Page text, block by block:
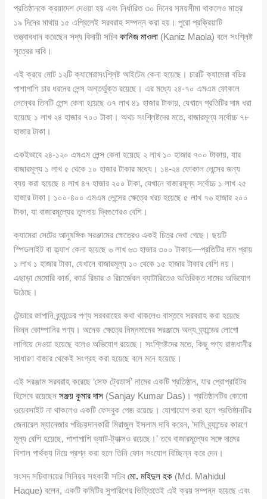
প্রতিষ্ঠানকে ক্রয়াদেশ দেওয়া হয় এবং নির্ধারিত ৩০ দিনের সময়সীমা থাকলেও মাত্র
১৯ দিনের মাথায় ১৫ এপ্রিলেই সরবরাহ সম্পন্ন করা হয়। পুরো প্রক্রিয়াটি
তত্ত্বাবধান করেছেন সদ্য বিদায়ী সচিবকানিজ মাওলা (Kaniz Maola) বলে সংশ্লিষ্ট
সূত্রের দাবি।
এই ক্রয়ে মোট ১২টি ক্যামেরাসংশ্লিষ্ট আইটেম কেনা হয়েছে। চারটি ক্যামেরা বডির
পাশাপাশি চার ধরনের লেন্স অন্তর্ভুক্ত রয়েছে। এর মধ্যে ২৪-৭০ এমএম ফোকাল
লেন্থের তিনটি লেন্স কেনা হয়েছে ৩৭ লাখ ৪১ হাজার টাকায়, যেখানে প্রতিটির দাম ধরা
হয়েছে ১ লাখ ২৪ হাজার ৭০০ টাকা। অথচ সংশ্লিষ্টদের মতে, বাজারমূল্য সর্বোচ্চ ৭৮
হাজার টাকা।
একইভাবে ২৪-১২০ এমএম লেন্স কেনা হয়েছে ২ লাখ ১০ হাজার ৭০০ টাকায়, যার
বাজারমূল্য ১ লাখ ৫ থেকে ১০ হাজার টাকার মধ্যে। ১৪-২৪ ফোকাল লেন্সের জন্য
ব্যয় করা হয়েছে ৪ লাখ ৪৭ হাজার ২০০ টাকা, যেখানে বাজারমূল্য সর্বোচ্চ ১ লাখ ২৫
হাজার টাকা। ১০০-৪০০ এমএম লেন্সের ক্ষেত্রে খরচ হয়েছে ৫ লাখ ৭৬ হাজার ২০০
টাকা, যা বাজারমূল্যের তুলনায় দ্বিগুণেরও বেশি।
ক্যামেরা সেটের আনুষঙ্গিক সরঞ্জামের ক্ষেত্রেও একই চিত্র দেখা গেছে। ছয়টি
স্পিডলাইট বা ফ্ল্যাশ কেনা হয়েছে ৬ লাখ ৬৩ হাজার ৩০০ টাকায়—প্রতিটির দাম প্রায়
১ লাখ ১ হাজার টাকা, যেখানে বাজারমূল্য ১০ থেকে ১৫ হাজার টাকার বেশি নয়।
এছাড়া মেমোরি কার্ড, কার্ড রিডার ও রিচার্জেবল ব্যাটারিতেও অতিরিক্ত দামের অভিযোগ
উঠেছে।
টেন্ডারে জাপানি ব্র্যান্ডের পণ্য সরবরাহের কথা থাকলেও বাস্তবে সরবরাহ করা হয়েছে
ভিন্ন কোম্পানির পণ্য। অনেক ক্ষেত্রে নিম্নমানের সরঞ্জামে অন্য ব্র্যান্ডের লোগো
লাগিয়ে দেওয়া হয়েছে বলেও অভিযোগ রয়েছে। সংশ্লিষ্টদের মতে, কিছু পণ্য রাজধানীর
সাধারণ বাজার থেকেই সংগ্রহ করা হয়েছে বলে মনে হয়েছে।
এই সরঞ্জাম সরবরাহ করেছে ‘সেফ ট্রেডার্স’ নামের একটি প্রতিষ্ঠান, যার প্রোপ্রাইটর
হিসেবে রয়েছেনসঞ্জয় কুমার দাস (Sanjay Kumar Das)। প্রতিষ্ঠানটির কোনো
ওয়েবসাইট না থাকলেও একটি ফেসবুক পেজ রয়েছে। যোগাযোগ করা হলে প্রতিষ্ঠানটির
জেনারেল ম্যানেজার পরিচয়দানকারী মিরাজুল ইসলাম দাবি করেন, ‘দামি ব্র্যান্ডের কারণে
মূল্য বেশি হয়েছে, পাশাপাশি ভ্যাট-ট্যাক্সও রয়েছে।’ তবে বাজারমূল্যের সঙ্গে দামের
বিশাল পার্থক্য নিয়ে প্রশ্ন করা হলে তিনি ফোন সংযোগ বিচ্ছিন্ন করে দেন।
সংসদ সচিবালয়ের সিনিয়র সহকারী সচিবমো. মহিদুল হক (Md. Mahidul
Haque) বলেন, একটি কমিটির সুপারিশের ভিত্তিতেই এই ক্রয় সম্পন্ন হয়েছে এবং